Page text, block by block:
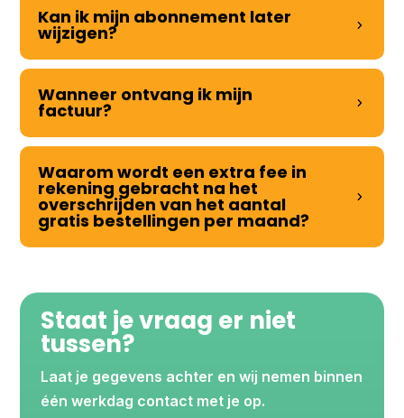
Kan ik mijn abonnement later
wijzigen?
Wanneer ontvang ik mijn
factuur?
Waarom wordt een extra fee in
rekening gebracht na het
overschrijden van het aantal
gratis bestellingen per maand?
Staat je vraag er niet
tussen?
Laat je gegevens achter en wij nemen binnen
één werkdag contact met je op.